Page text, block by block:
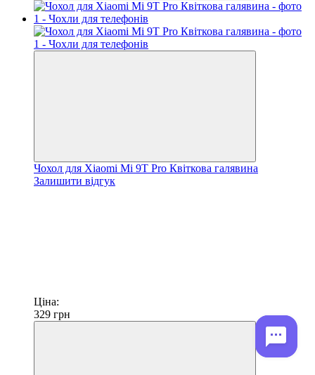
Чохол для Xiaomi Mi 9T Pro Квіткова галявина
Залишити відгук
Ціна:
329 грн